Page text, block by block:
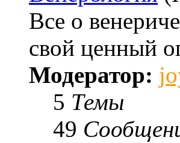
Все о
свой ценный
Модератор:
5 Темы
49